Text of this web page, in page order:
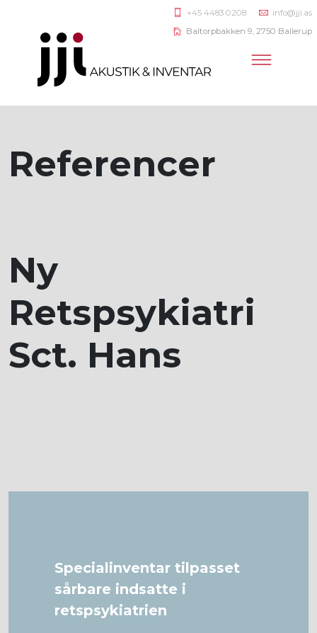
+45 4483 0208
info@jji.as
Baltorpbakken 9, 2750 Ballerup
Referencer
Ny
Retspsykiatri
Sct. Hans
Specialinventar tilpasset
sårbare indsatte i
retspsykiatrien